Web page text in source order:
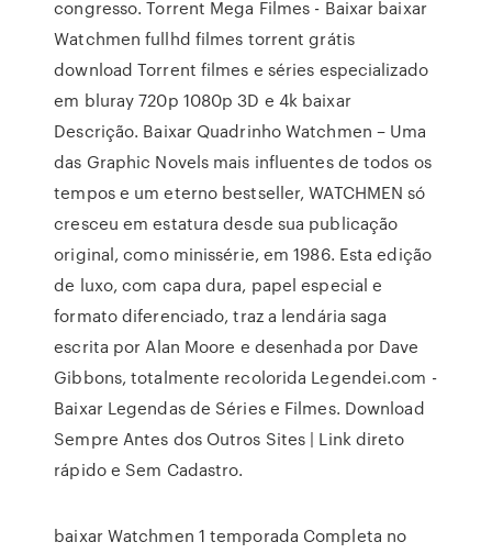
congresso. Torrent Mega Filmes - Baixar baixar
Watchmen fullhd filmes torrent grátis
download Torrent filmes e séries especializado
em bluray 720p 1080p 3D e 4k baixar
Descrição. Baixar Quadrinho Watchmen – Uma
das Graphic Novels mais influentes de todos os
tempos e um eterno bestseller, WATCHMEN só
cresceu em estatura desde sua publicação
original, como minissérie, em 1986. Esta edição
de luxo, com capa dura, papel especial e
formato diferenciado, traz a lendária saga
escrita por Alan Moore e desenhada por Dave
Gibbons, totalmente recolorida Legendei.com -
Baixar Legendas de Séries e Filmes. Download
Sempre Antes dos Outros Sites | Link direto
rápido e Sem Cadastro.
baixar Watchmen 1 temporada Completa no